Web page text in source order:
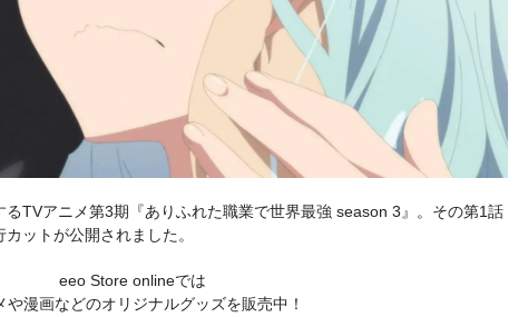
TVアニメ第3期『ありふれた職業で世界最強 season 3』。その第1話
ットが公開されました。
eeo Store onlineでは
や漫画などのオリジナルグッズを販売中！